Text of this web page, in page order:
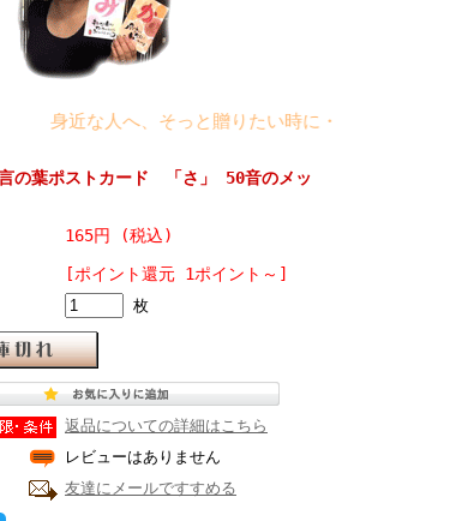
身近な人へ、そっと贈りたい時に・・・・・・。
の葉ポストカード 「さ」 50音のメッ
165円 (税込)
[ポイント還元 1ポイント～]
枚
返品についての詳細はこちら
レビューはありません
友達にメールですすめる